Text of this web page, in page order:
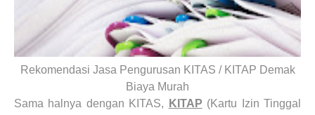
Rekomendasi Jasa Pengurusan KITAS / KITAP Demak
Biaya Murah
Sama halnya dengan KITAS,
KITAP (Kartu Izin Tinggal